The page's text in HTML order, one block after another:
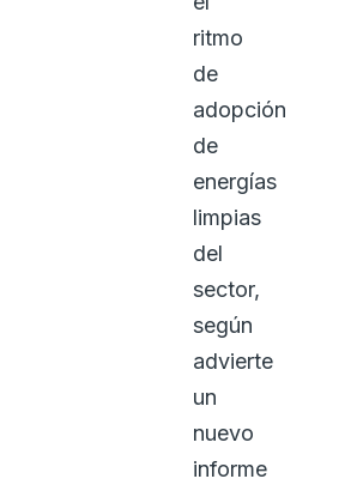
ritmo
de
adopción
de
energías
limpias
del
sector,
según
advierte
un
nuevo
informe